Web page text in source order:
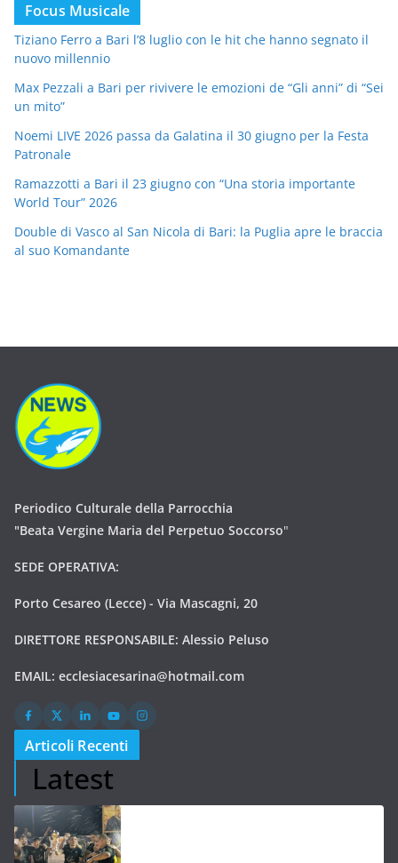
Focus Musicale
Tiziano Ferro a Bari l’8 luglio con le hit che hanno segnato il
nuovo millennio
Max Pezzali a Bari per rivivere le emozioni de “Gli anni” di “Sei
un mito”
Noemi LIVE 2026 passa da Galatina il 30 giugno per la Festa
Patronale
Ramazzotti a Bari il 23 giugno con “Una storia importante
World Tour” 2026
Double di Vasco al San Nicola di Bari: la Puglia apre le braccia
al suo Komandante
Periodico Culturale della Parrocchia
"Beata Vergine Maria del Perpetuo Soccorso"
SEDE OPERATIVA:
Porto Cesareo (Lecce) - Via Mascagni, 20
DIRETTORE RESPONSABILE: Alessio Peluso
EMAIL: ecclesiacesarina@hotmail.com
Articoli Recenti
Latest